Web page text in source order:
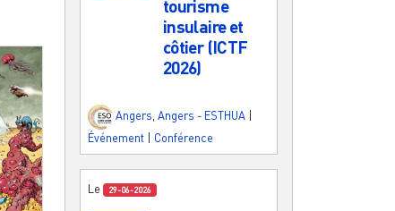
tourisme
insulaire et
côtier (ICTF
2026)
Angers Angers - ESTHUA
Événement
Conférence
Le 29-06-2026